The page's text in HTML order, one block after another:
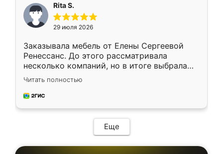
Rita S.
29 июля 2026
Заказывала мебель от Елены Сергеевой
Ренессанс. До этого рассматривала
несколько компаний, но в итоге выбрала
эту. Сначала обговорили условия, потом
приехал замерщик, всё спокойно объяснил
и снял размеры. Изготовили в срок, с
мебель сразу встала на свое место без
каких-либо доработок. Качеством осталась
довольна, все выглядит так, как и ожидала.
Читать полностью
Еще